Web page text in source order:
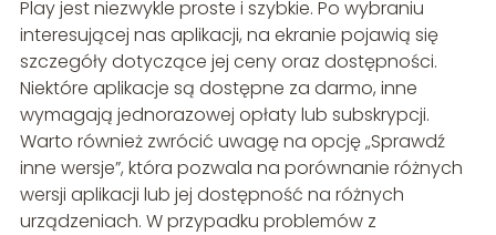
Play jest niezwykle proste i szybkie. Po wybraniu
interesującej nas aplikacji, na ekranie pojawią się
szczegóły dotyczące jej ceny oraz dostępności.
Niektóre aplikacje są dostępne za darmo, inne
wymagają jednorazowej opłaty lub subskrypcji.
Warto również zwrócić uwagę na opcję „Sprawdź
inne wersje”, która pozwala na porównanie różnych
wersji aplikacji lub jej dostępność na różnych
urządzeniach. W przypadku problemów z